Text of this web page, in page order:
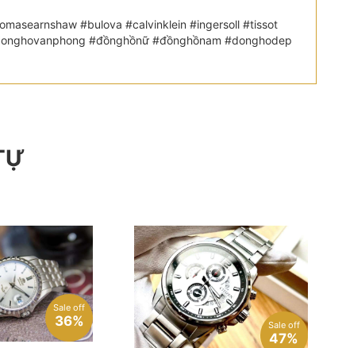
#bulova #calvinklein #ingersoll #tissot
#đồnghồnữ #đồnghồnam #donghodep
Sale off
36% Sale off
47%